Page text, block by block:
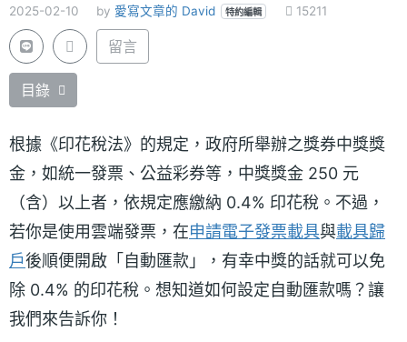
2025-02-10 by 愛寫文章的 David 特約編輯 15211
留言
目錄
根據《印花稅法》的規定，政府所舉辦之獎券中獎獎
金，如統一發票、公益彩券等，中獎獎金 250 元
（含）以上者，依規定應繳納 0.4% 印花稅。不過，
若你是使用雲端發票，在申請電子發票載具與載具歸
戶後順便開啟「自動匯款」，有幸中獎的話就可以免
除 0.4% 的印花稅。想知道如何設定自動匯款嗎？讓
我們來告訴你！